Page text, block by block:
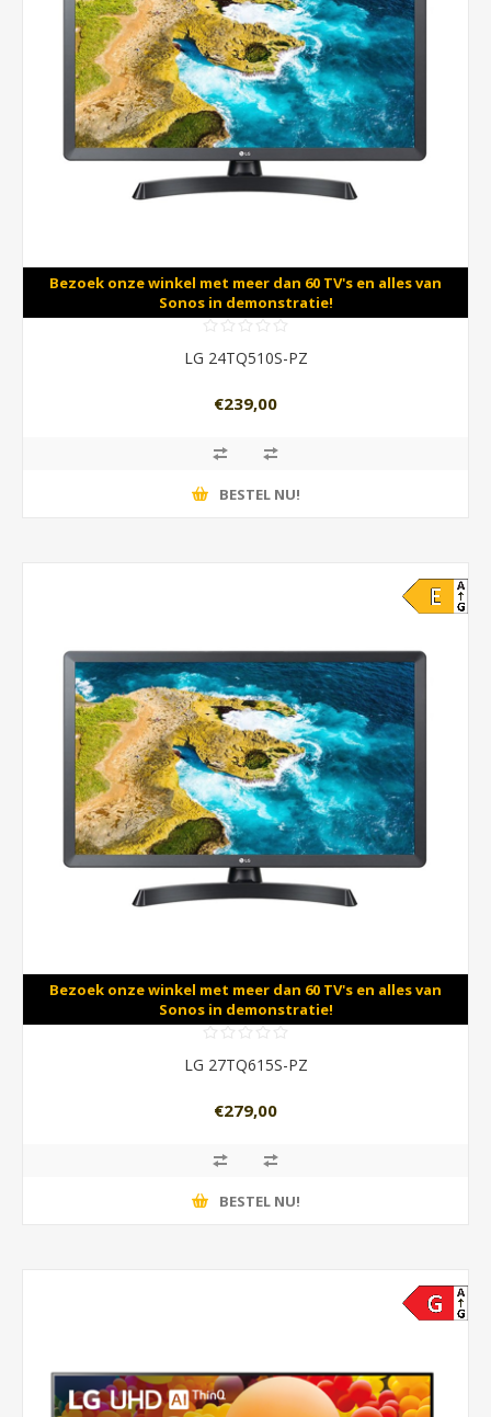
Bezoek onze winkel met meer dan 60 TV's en alles van
Sonos in demonstratie!
LG 24TQ510S-PZ
€239,00
BESTEL NU!
Bezoek onze winkel met meer dan 60 TV's en alles van
Sonos in demonstratie!
LG 27TQ615S-PZ
€279,00
BESTEL NU!